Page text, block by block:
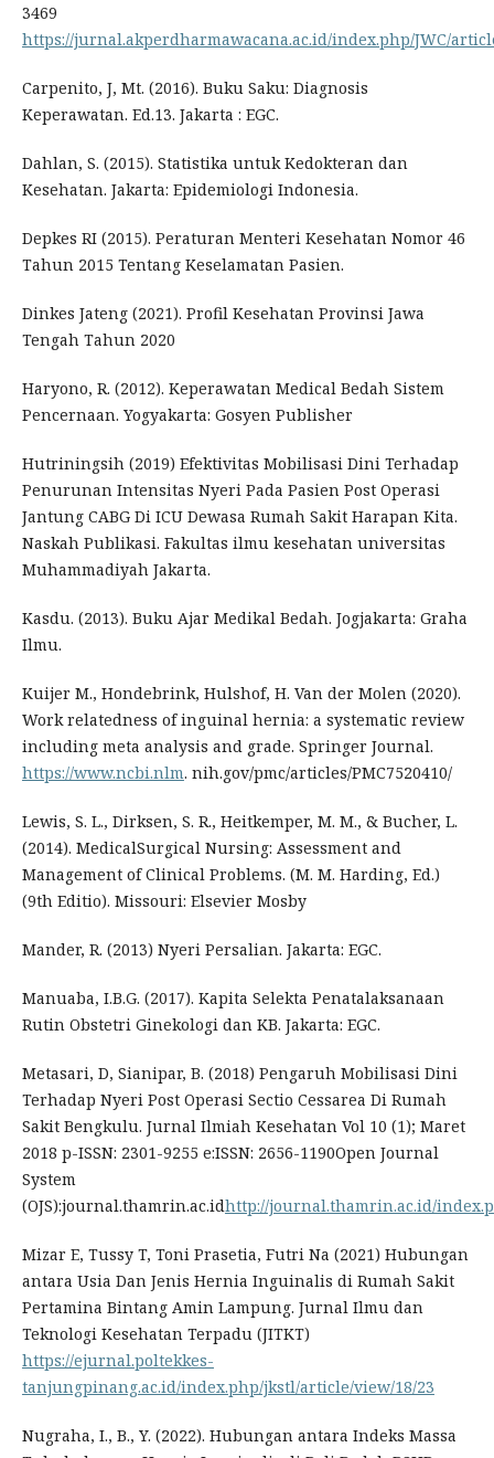
3469
https://jurnal.akperdharmawacana.ac.id/index.php/JWC/
Carpenito, J, Mt. (2016). Buku Saku: Diagnosis
Keperawatan. Ed.13. Jakarta : EGC.
Dahlan, S. (2015). Statistika untuk Kedokteran dan
Kesehatan. Jakarta: Epidemiologi Indonesia.
Depkes RI (2015). Peraturan Menteri Kesehatan Nomor 46
Tahun 2015 Tentang Keselamatan Pasien.
Dinkes Jateng (2021). Profil Kesehatan Provinsi Jawa
Tengah Tahun 2020
Haryono, R. (2012). Keperawatan Medical Bedah Sistem
Pencernaan. Yogyakarta: Gosyen Publisher
Hutriningsih (2019) Efektivitas Mobilisasi Dini Terhadap
Penurunan Intensitas Nyeri Pada Pasien Post Operasi
Jantung CABG Di ICU Dewasa Rumah Sakit Harapan Kita.
Naskah Publikasi. Fakultas ilmu kesehatan universitas
Muhammadiyah Jakarta.
Kasdu. (2013). Buku Ajar Medikal Bedah. Jogjakarta: Graha
Ilmu.
Kuijer M., Hondebrink, Hulshof, H. Van der Molen (2020).
Work relatedness of inguinal hernia: a systematic review
including meta analysis and grade. Springer Journal.
https://www.ncbi.nlm. nih.gov/pmc/articles/PMC7520410/
Lewis, S. L., Dirksen, S. R., Heitkemper, M. M., & Bucher, L.
(2014). MedicalSurgical Nursing: Assessment and
Management of Clinical Problems. (M. M. Harding, Ed.)
(9th Editio). Missouri: Elsevier Mosby
Mander, R. (2013) Nyeri Persalian. Jakarta: EGC.
Manuaba, I.B.G. (2017). Kapita Selekta Penatalaksanaan
Rutin Obstetri Ginekologi dan KB. Jakarta: EGC.
Metasari, D, Sianipar, B. (2018) Pengaruh Mobilisasi Dini
Terhadap Nyeri Post Operasi Sectio Cessarea Di Rumah
Sakit Bengkulu. Jurnal Ilmiah Kesehatan Vol 10 (1); Maret
2018 p-ISSN: 2301-9255 e:ISSN: 2656-1190Open Journal
System
(OJS):journal.thamrin.ac.idhttp://journal.thamrin.ac.id/
Mizar E, Tussy T, Toni Prasetia, Futri Na (2021) Hubungan
antara Usia Dan Jenis Hernia Inguinalis di Rumah Sakit
Pertamina Bintang Amin Lampung. Jurnal Ilmu dan
Teknologi Kesehatan Terpadu (JITKT)
https://ejurnal.poltekkes-
tanjungpinang.ac.id/index.php/jkstl/article/view/18/23
Nugraha, I., B., Y. (2022). Hubungan antara Indeks Massa